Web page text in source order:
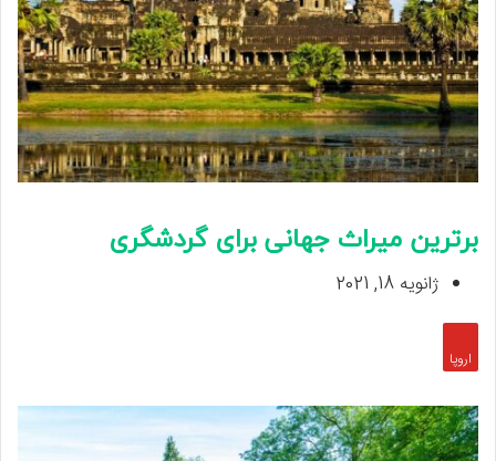
برترین میراث جهانی برای گردشگری
ژانویه 18, 2021
اروپا